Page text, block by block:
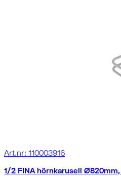
Art.nr: 110003916
1/2 FINA hörnkarusell